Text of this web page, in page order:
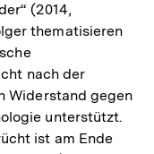
(2014,
thematisieren
nach der
Widerstand gegen
unterstützt.
ist am Ende